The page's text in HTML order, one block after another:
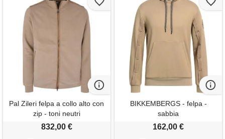
Pal Zileri felpa a collo alto con
zip - toni neutri
832,00 €
BIKKEMBERGS - felpa -
sabbia
162,00 €